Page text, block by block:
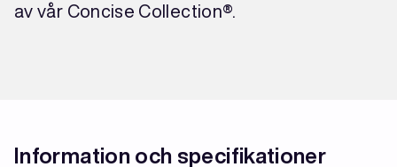
av vår Concise Collection®.
Information och specifikationer